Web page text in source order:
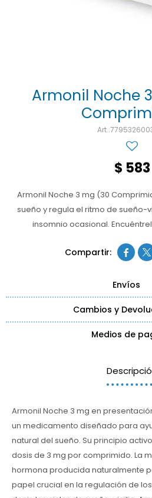
Armonil Noche
$ 583
Armonil Noche 3 mg (30
sueño y regula el ritmo de sueño-
insomnio ocasional.
 
Envíos
Cambios y
Medios de
Armonil Noche 3 mg en
un medicamento diseñado para
natural del sueño. Su principio
dosis de 3 mg por comprimido. La
hormona producida naturalmente
papel crucial en la regulación de
Test de autodiagnóstico
Jarabes
Salud sexual y reproductiva